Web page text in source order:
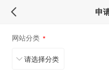
申
网站分类 *